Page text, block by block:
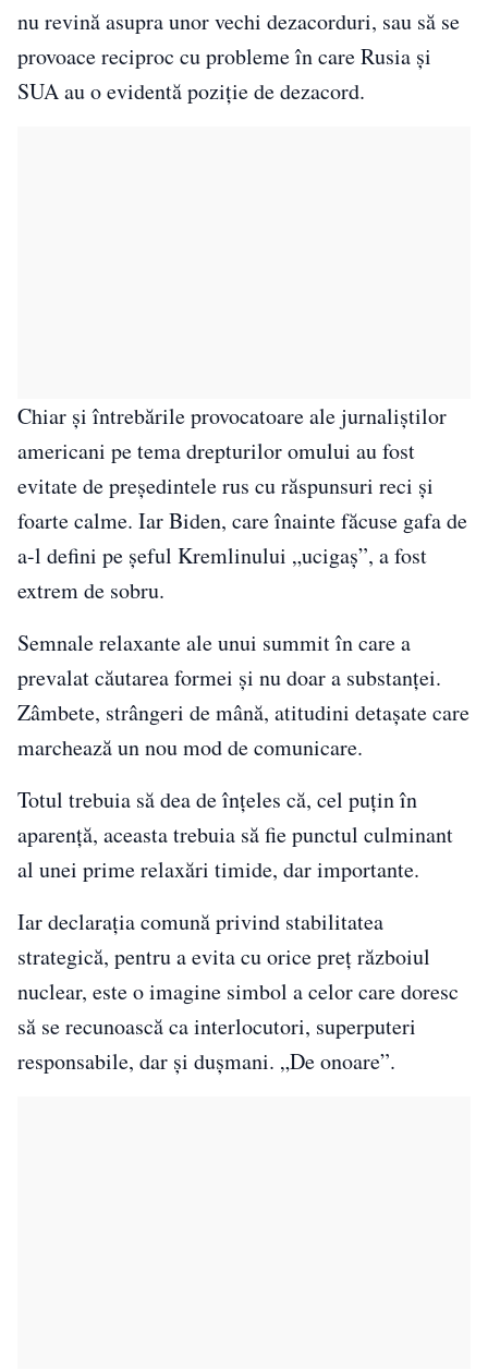
nu revină asupra unor vechi dezacorduri, sau să se
provoace reciproc cu probleme în care Rusia și
SUA au o evidentă poziție de dezacord.
Chiar și întrebările provocatoare ale jurnaliștilor
americani pe tema drepturilor omului au fost
evitate de președintele rus cu răspunsuri reci și
foarte calme. Iar Biden, care înainte făcuse gafa de
a-l defini pe șeful Kremlinului „ucigaș”, a fost
extrem de sobru.
Semnale relaxante ale unui summit în care a
prevalat căutarea formei și nu doar a substanței.
Zâmbete, strângeri de mână, atitudini detaşate care
marchează un nou mod de comunicare.
Totul trebuia să dea de înţeles că, cel puțin în
aparență, aceasta trebuia să fie punctul culminant
al unei prime relaxări timide, dar importante.
Iar declarația comună privind stabilitatea
strategică, pentru a evita cu orice preț războiul
nuclear, este o imagine simbol a celor care doresc
să se recunoască ca interlocutori, superputeri
responsabile, dar și dușmani. „De onoare”.